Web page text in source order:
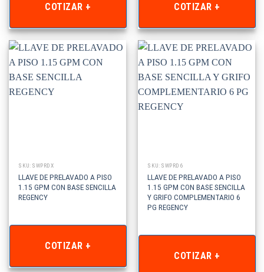
COTIZAR + COTIZAR +
SKU: SWPRDX
LLAVE DE PRELAVADO A PISO
1.15 GPM CON BASE SENCILLA
REGENCY
COTIZAR +
SKU: SWPRD6
LLAVE DE PRELAVADO A PISO
1.15 GPM CON BASE SENCILLA
Y GRIFO COMPLEMENTARIO 6
PG REGENCY
COTIZAR +